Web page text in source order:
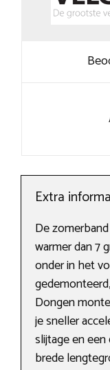
Extra
De
warmer dan 7
onder in het
Dongen
je sneller
slijtage en
brede